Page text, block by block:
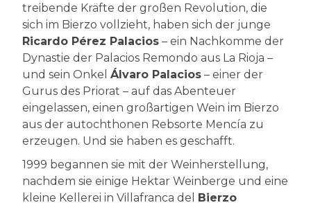
treibende Kräfte der großen Revolution, die
sich im Bierzo vollzieht, haben sich der junge
Ricardo Pérez Palacios – ein Nachkomme der
Dynastie der Palacios Remondo aus La Rioja –
und sein Onkel Álvaro Palacios – einer der
Gurus des Priorat – auf das Abenteuer
eingelassen, einen großartigen Wein im Bierzo
aus der autochthonen Rebsorte Mencía zu
erzeugen. Und sie haben es geschafft.
1999 begannen sie mit der Weinherstellung,
nachdem sie einige Hektar Weinberge und eine
kleine Kellerei in Villafranca del Bierzo